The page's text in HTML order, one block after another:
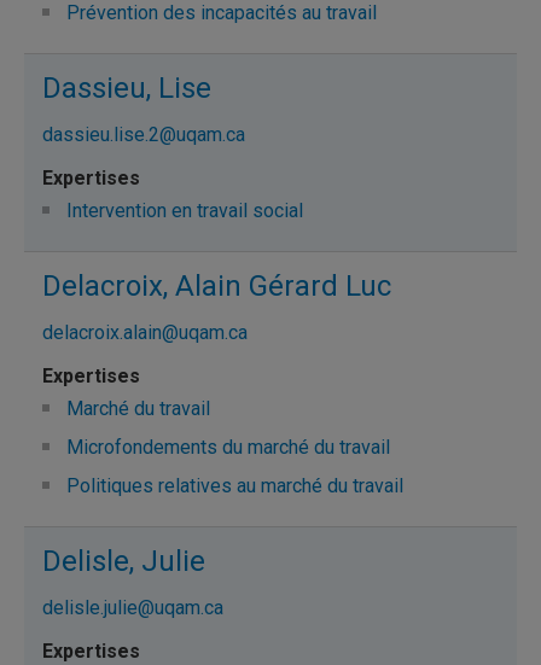
Prévention des incapacités au travail
Dassieu, Lise
dassieu.lise.2@uqam.ca
Intervention en travail social
Delacroix, Alain Gérard Luc
delacroix.alain@uqam.ca
Marché du travail
Microfondements du marché du travail
Politiques relatives au marché du travail
Delisle, Julie
delisle.julie@uqam.ca